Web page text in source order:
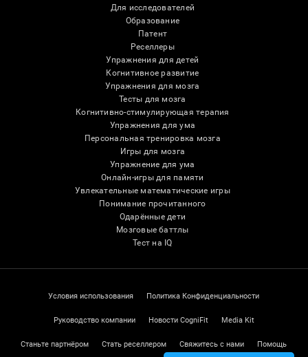
Для исследователей
Образование
Патент
Реселлеры
Упражнения для детей
Когнитивное развитие
Упражнения для мозга
Тесты для мозга
Когнитивно-стимулирующая терапия
Упражнения для ума
Персональная тренировка мозга
Игры для мозга
Упражнение для ума
Онлайн-игры для памяти
Увлекательные математические игры
Понимание прочитанного
Одарённые дети
Мозговые баттлы
Тест на IQ
Условия использования Политика Конфиденциальности
Руководство компании Новости CogniFit Media Kit
Станьте партнёром Стать реселлером Свяжитесь с нами Помощь